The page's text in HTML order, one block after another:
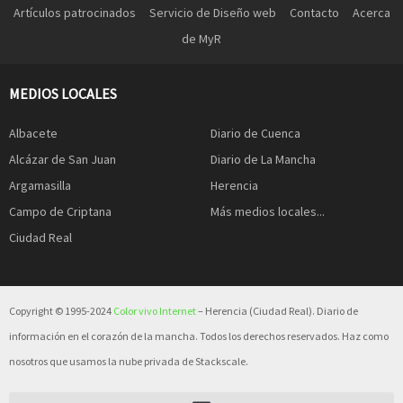
Artículos patrocinados Servicio de Diseño web Contacto
Acerca
de MyR
MEDIOS LOCALES
Albacete
Alcázar de San Juan
Argamasilla
Campo de Criptana
Ciudad Real
Diario de Cuenca
Diario de La Mancha
Herencia
Más medios locales...
Copyright © 1995-2024 Color vivo Internet– Herencia (Ciudad Real). Diario de
información en el corazón de la mancha. Todos los derechos reservados. Haz como
nosotros que usamos la nube privada de Stackscale.